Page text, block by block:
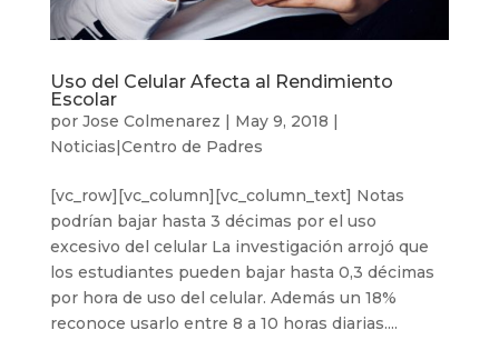
Uso del Celular Afecta al Rendimiento
Escolar
por Jose Colmenarez | May 9, 2018 |
Noticias|Centro de Padres
[vc_row][vc_column][vc_column_text] Notas
podrían bajar hasta 3 décimas por el uso
excesivo del celular La investigación arrojó que
los estudiantes pueden bajar hasta 0,3 décimas
por hora de uso del celular. Además un 18%
reconoce usarlo entre 8 a 10 horas diarias....